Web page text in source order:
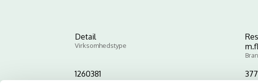
Detail
Virksomhedstype
1260381